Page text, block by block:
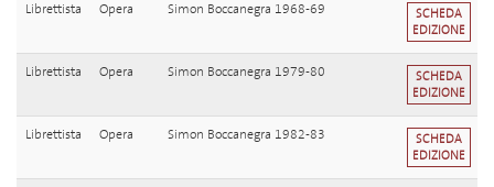
Librettista Opera Simon Boccanegra 1968-69
SCHEDA
EDIZIONE
Librettista Opera Simon Boccanegra 1979-80
SCHEDA
EDIZIONE
Librettista Opera Simon Boccanegra 1982-83
SCHEDA
EDIZIONE